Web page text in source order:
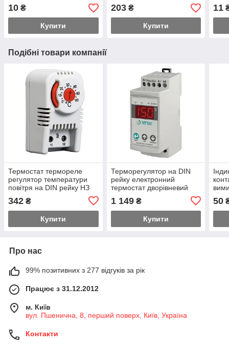
10 ₴
Купити
203₴
Купити
11
Подібні товари компанії
Термостат термореле
регулятор температури
повітря на DIN рейку НЗ
342 ₴
Купити
Терморегулятор на DIN
рейку електронний
термостат дворівневий
двоканальний від -30 до
+150 градусів
1 149₴
Купити
50
Про нас
99% позитивних з 277 відгуків за рік
Працює з 31.12.2012
м. Київ
вул. Пшенична, 8, перший поверх, Київ, Україна
Контакти